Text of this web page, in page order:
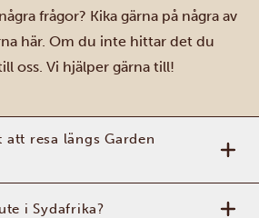
frågor? Kika gärna på några av
här. Om du inte hittar det du
oss. Vi hjälper gärna till!
resa längs Garden
i Sydafrika?